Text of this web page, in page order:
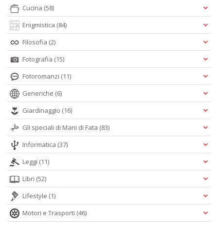
Cucina (58)
Enigmistica (84)
Filosofia (2)
Fotografia (15)
Fotoromanzi (11)
Generiche (6)
Giardinaggio (16)
Gli speciali di Mani di Fata (83)
Informatica (37)
Leggi (11)
Libri (52)
Lifestyle (1)
Motori e Trasporti (46)